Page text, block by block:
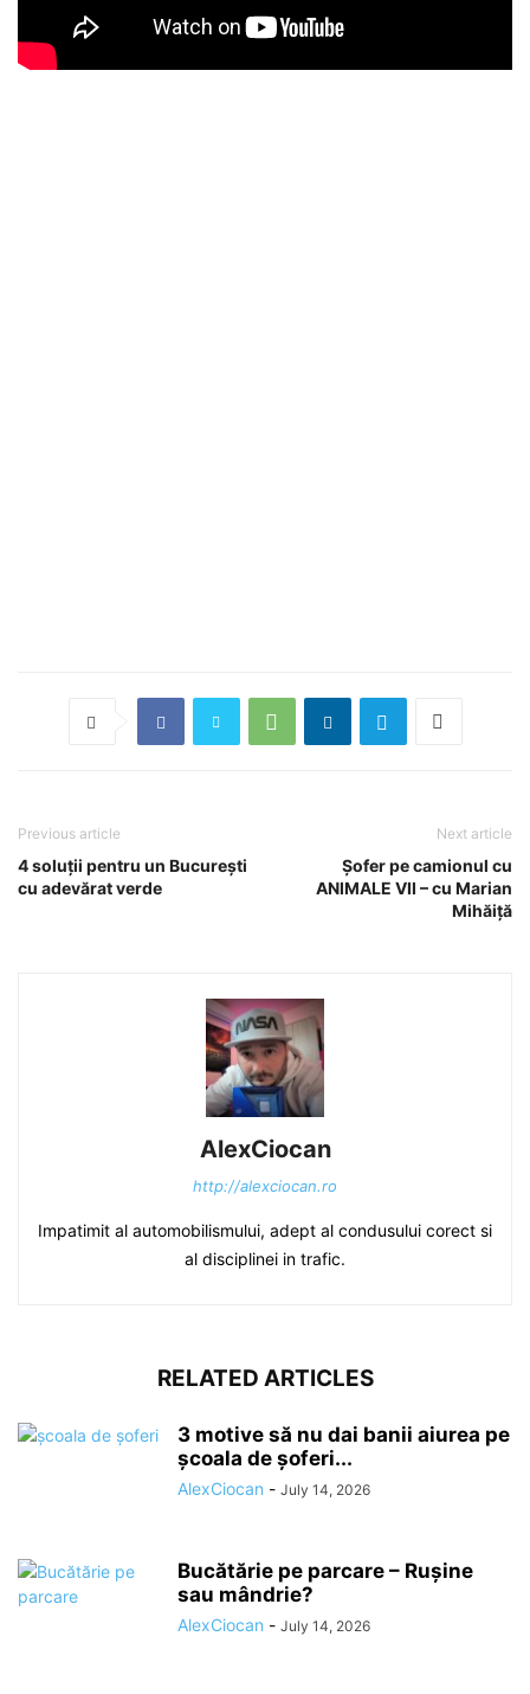
Previous article
4 soluții pentru un București
cu adevărat verde
Next article
Șofer pe camionul cu
ANIMALE VII – cu Marian
Mihăiță
AlexCiocan
http://alexciocan.ro
Impatimit al automobilismului, adept al condusului corect si
al disciplinei in trafic.
RELATED ARTICLES
3 motive să nu dai banii aiurea pe
școala de șoferi...
AlexCiocan - July 14, 2026
Bucătărie pe parcare – Rușine
sau mândrie?
AlexCiocan - July 14, 2026